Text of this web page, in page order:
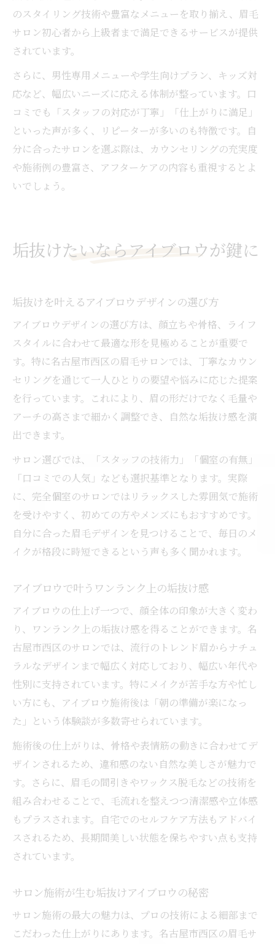
のスタイリング技術や豊富なメニューを取り揃え、眉毛
サロン初心者から上級者まで満足できるサービスが提供
されています。
さらに、男性専用メニューや学生向けプラン、キッズ対
応など、幅広いニーズに応える体制が整っています。口
コミでも「スタッフの対応が丁寧」「仕上がりに満足」
といった声が多く、リピーターが多いのも特徴です。自
分に合ったサロンを選ぶ際は、カウンセリングの充実度
や施術例の豊富さ、アフターケアの内容も重視するとよ
いでしょう。
垢抜けたいならアイブロウが鍵に
垢抜けを叶えるアイブロウデザインの選び方
アイブロウデザインの選び方は、顔立ちや骨格、ライフ
スタイルに合わせて最適な形を見極めることが重要で
す。特に名古屋市西区の眉毛サロンでは、丁寧なカウン
セリングを通じて一人ひとりの要望や悩みに応じた提案
を行っています。これにより、眉の形だけでなく毛量や
アーチの高さまで細かく調整でき、自然な垢抜け感を演
出できます。
サロン選びでは、「スタッフの技術力」「個室の有無」
「口コミでの人気」なども選択基準となります。実際
に、完全個室のサロンではリラックスした雰囲気で施術
を受けやすく、初めての方やメンズにもおすすめです。
自分に合った眉毛デザインを見つけることで、毎日のメ
イクが格段に時短できるという声も多く聞かれます。
アイブロウで叶うワンランク上の垢抜け感
アイブロウの仕上げ一つで、顔全体の印象が大きく変わ
り、ワンランク上の垢抜け感を得ることができます。名
古屋市西区のサロンでは、流行のトレンド眉からナチュ
ラルなデザインまで幅広く対応しており、幅広い年代や
性別に支持されています。特にメイクが苦手な方や忙し
い方にも、アイブロウ施術後は「朝の準備が楽になっ
た」という体験談が多数寄せられています。
施術後の仕上がりは、骨格や表情筋の動きに合わせてデ
ザインされるため、違和感のない自然な美しさが魅力で
す。さらに、眉毛の間引きやワックス脱毛などの技術を
組み合わせることで、毛流れを整えつつ清潔感や立体感
もプラスされます。自宅でのセルフケア方法もアドバイ
スされるため、長期間美しい状態を保ちやすい点も支持
されています。
サロン施術が生む垢抜けアイブロウの秘密
サロン施術の最大の魅力は、プロの技術による細部まで
こだわった仕上がりにあります。名古屋市西区の眉毛サ